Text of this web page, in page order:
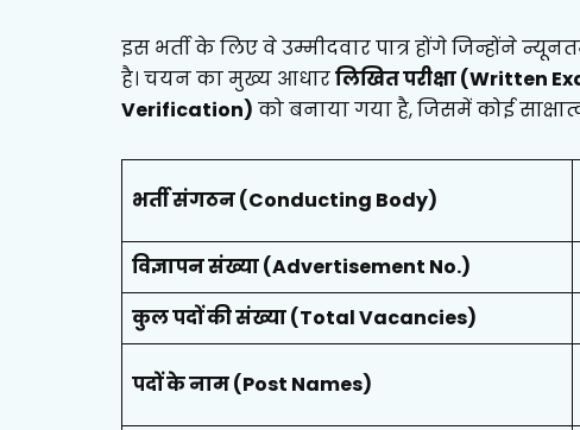
इस भर्ती के लिए वे उम्मीदवार पात्र होंगे जिन्होंने
है। चयन का मुख्य आधारलिखित परीक्षा (Written
Verification) को बनाया गया है, जिसमें कोई
भर्ती संगठन (Conducting Body)
विज्ञापन संख्या (Advertisement No.)
कुल पदों की संख्या (Total Vacancies)
पदों के नाम (Post Names)